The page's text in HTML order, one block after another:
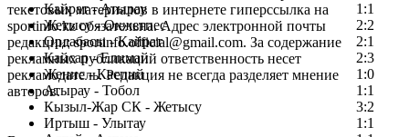
Кайрат - Атырау
1:1
Жетысу - Окжетпес
2:2
Ордабасы - Кайрат
2:1
Кайсар - Елимай
2:3
Женис - Каспий
1:0
Атырау - Тобол
1:1
Кызыл-Жар СК - Жетысу
3:2
Иртыш - Улытау
1:1
текстовых материалов в интернете гиперссылка на
sportinfo.kz обязательна. Адрес электронной почты
редакции: sportinfo.official@gmail.com. За содержание
рекламных публикаций ответственность несет
рекламодатель. Редакция не всегда разделяет мнение
авторов.
Заметили ошибку в тексте?